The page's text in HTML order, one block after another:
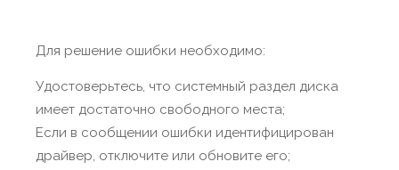
Для решение ошибки необходимо:
Удостоверьтесь, что системный раздел диска
имеет достаточно свободного места;
Если в сообщении ошибки идентифицирован
драйвер, отключите или обновите его;